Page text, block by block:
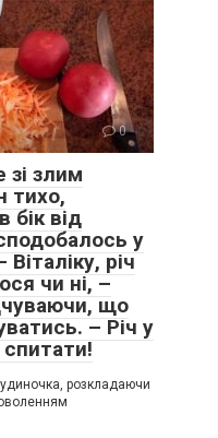
0
злим
тихо,
бік від
у
річ
чи ні, –
що
– Річ у
розкладаючи